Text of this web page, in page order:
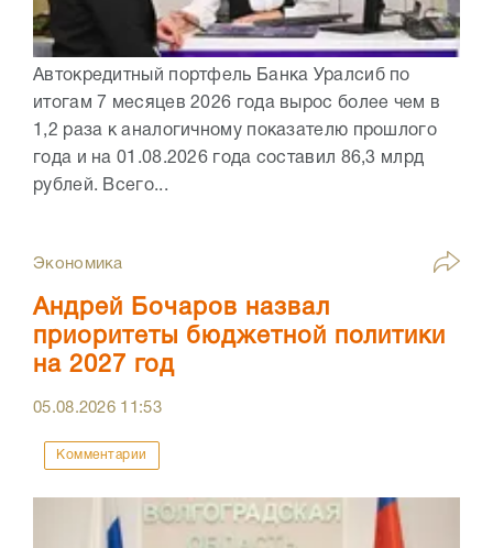
Автокредитный портфель Банка Уралсиб по
итогам 7 месяцев 2026 года вырос более чем в
1,2 раза к аналогичному показателю прошлого
года и на 01.08.2026 года составил 86,3 млрд
рублей. Всего...
Экономика
Андрей Бочаров назвал
приоритеты бюджетной политики
на 2027 год
05.08.2026 11:53
Комментарии